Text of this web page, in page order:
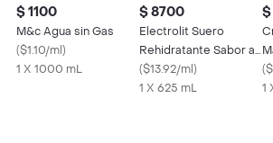
$ 1100
M&c Agua sin Gas
($1.10/ml)
1 X 1000 mL
$ 8700
Electrolit Suero
Rehidratante Sabor a
Maracuyá
($13.92/ml)
1 X 625 mL
(
1